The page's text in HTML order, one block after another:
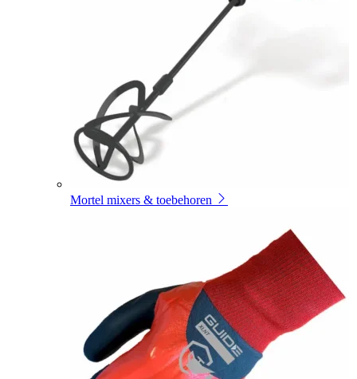
Mortel mixers & toebehoren